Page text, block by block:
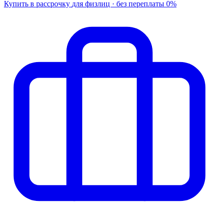
Купить в рассрочку для физлиц · без переплаты 0%